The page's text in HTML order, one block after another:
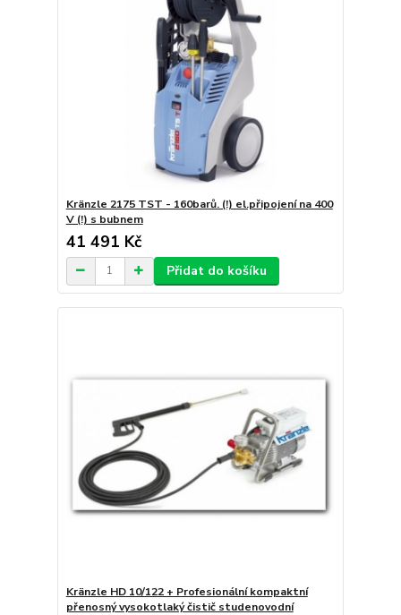
Kränzle 2175 TST - 160barů. (!) el.připojení na 400
V (!) s bubnem
41 491 Kč
Přidat do košíku
Kränzle HD 10/122 + Profesionální kompaktní
přenosný vysokotlaký čistič studenovodní